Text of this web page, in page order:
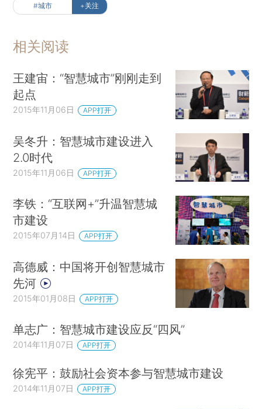
#城市 +关注
相关阅读
王建宙：“智慧城市”刚刚走到
起点
2015年11月06日 APP打开
吴冬升：智慧城市建设进入
2.0时代
2015年11月06日 APP打开
李铁：“互联网+”升温智慧城
市建设
2015年07月14日 APP打开
高德威：中国将开创智慧城市
先河
2015年01月08日 APP打开
单志广：智慧城市建设应反“四风”
2014年11月07日 APP打开
徐宪平：鼓励社会资本参与智慧城市建设
2014年11月07日 APP打开